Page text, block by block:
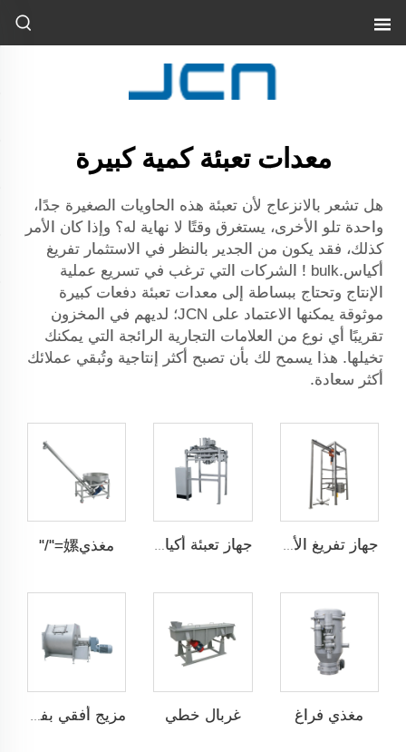
معدات تعبئة كمية كبيرة
هل تشعر بالانزعاج لأن تعبئة هذه الحاويات الصغيرة جدًا،
واحدة تلو الأخرى، يستغرق وقتًا لا نهاية له؟ وإذا كان الأمر
كذلك، فقد يكون من الجدير بالنظر في الاستثمار تفريغ
أكياس.bulk
! الشركات التي ترغب في تسريع عملية
الإنتاج وتحتاج ببساطة إلى معدات تعبئة دفعات كبيرة
موثوقة يمكنها الاعتماد على JCN؛ لديهم في المخزون
تقريبًا أي نوع من العلامات التجارية الرائجة التي يمكنك
تخيلها. هذا يسمح لك بأن تصبح أكثر إنتاجية وتُبقي عملائك
أكثر سعادة.
جهاز تفريغ الأكياس الضخمة جهاز تعبئة أكياس كبيرة الحجم مغذي嫘="/"
مغذي فراغ غربال خطي مزيج أفقي بفتحة جانبية واحدة